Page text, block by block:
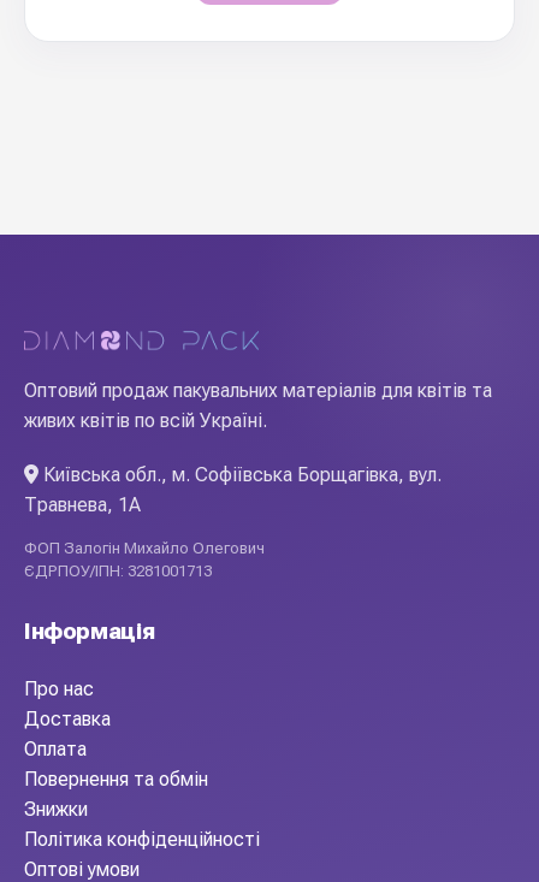
Оптовий продаж пакувальних матеріалів для квітів та
живих квітів по всій Україні.
Київська обл., м. Софіївська Борщагівка, вул.
Травнева, 1А
ФОП Залогін Михайло Олегович
ЄДРПОУ/ІПН: 3281001713
Інформація
Про нас
Доставка
Оплата
Повернення та обмін
Знижки
Політика конфіденційності
Оптові умови